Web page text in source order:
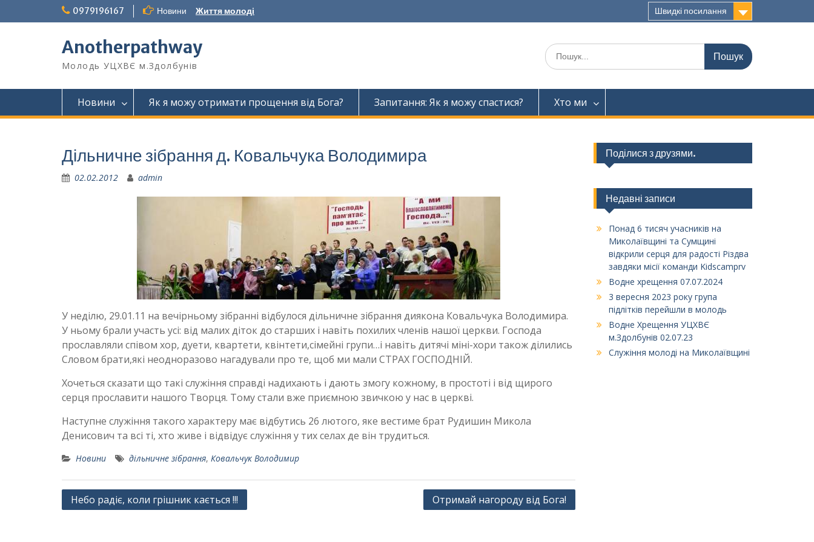
0979196167 Новини Життя молоді Швидкі посилання
Anotherpathway
Молодь УЦХВЄ м.Здолбунів
Шукати:
Новини Як я можу отримати прощення від Бога? Запитання: Як я можу спастися? Хто ми
Дільничне зібрання д. Ковальчука Володимира
02.02.2012 admin
У неділю, 29.01.11 на вечірньому зібранні відбулося дільничне зібрання диякона Ковальчука Володимира.
У ньому брали участь усі: від малих діток до старших і навіть похилих членів нашої церкви. Господа
прославляли співом хор, дуети, квартети, квінтети,сімейні групи…і навіть дитячі міні-хори також ділились
Словом брати,які неодноразово нагадували про те, щоб ми мали СТРАХ ГОСПОДНІЙ.
Хочеться сказати що такі служіння справді надихають і дають змогу кожному, в простоті і від щирого
серця прославити нашого Творця. Тому стали вже приємною звичкою у нас в церкві.
Наступне служіння такого характеру має відбутись 26 лютого, яке вестиме брат Рудишин Микола
Денисович та всі ті, хто живе і відвідує служіння у тих селах де він трудиться.
Новини дільничне зібрання, Ковальчук Володимир
Навігація
Небо радіє, коли грішник кається !!! Отримай нагороду від Бога!
Поділися з друзями.
Недавні записи
Понад 6 тисяч учасників на
Миколаївщині та Сумщині
відкрили серця для радості Різдва
завдяки місії команди Kidscamprv
Водне хрещення 07.07.2024
3 вересня 2023 року група
підлітків перейшли в молодь
Водне Хрещення УЦХВЄ
м.Здолбунів 02.07.23
Служіння молоді на Миколаївщині